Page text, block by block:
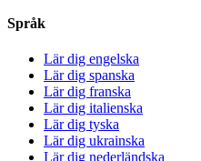
Språk
Lär dig engelska
Lär dig spanska
Lär dig franska
Lär dig italienska
Lär dig tyska
Lär dig ukrainska
Lär dig nederländska